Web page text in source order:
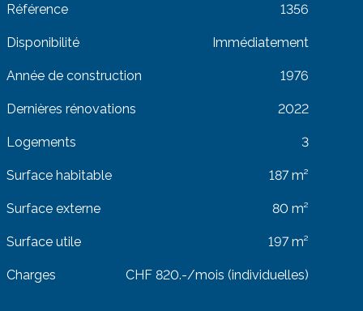
Référence 1356
Disponibilité Immédiatement
Année de construction 1976
Dernières rénovations 2022
Logements 3
Surface habitable 187 m²
Surface externe 80 m²
Surface utile 197 m²
Charges CHF 820.-/mois (individuelles)